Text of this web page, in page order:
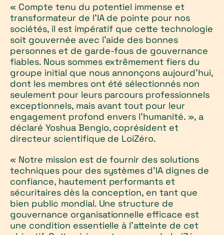
« Compte tenu du potentiel immense et
transformateur de l'IA de pointe pour nos
sociétés, il est impératif que cette technologie
soit gouvernée avec l’aide des bonnes
personnes et de garde-fous de gouvernance
fiables. Nous sommes extrêmement fiers du
groupe initial que nous annonçons aujourd'hui,
dont les membres ont été sélectionnés non
seulement pour leurs parcours professionnels
exceptionnels, mais avant tout pour leur
engagement profond envers l'humanité. », a
déclaré Yoshua Bengio, coprésident et
directeur scientifique de LoiZéro.
« Notre mission est de fournir des solutions
techniques pour des systèmes d'IA dignes de
confiance, hautement performants et
sécuritaires dès la conception, en tant que
bien public mondial. Une structure de
gouvernance organisationnelle efficace est
une condition essentielle à l’atteinte de cet